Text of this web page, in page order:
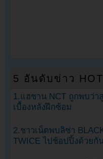
5 อันดับข่าว
1.แฮชาน NCT ถูกพบว่า
เบื้องหลังฝึกซ้อม
2.ชาวเน็ตพบลิซ่า
TWICE ไปช้อปปิ้งด้วยกั